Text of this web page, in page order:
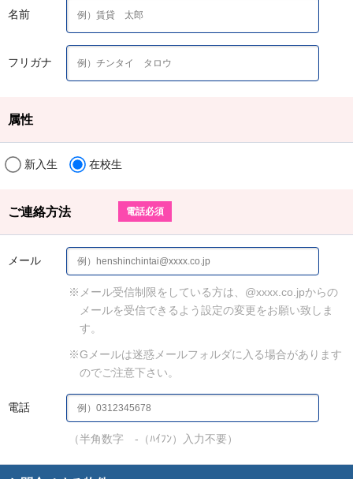
名前
フリガナ
属性
新入生 在校生
ご連絡方法 電話必須
メール
※メール受信制限をしている方は、@xxxx.co.jpからの
メールを受信できるよう設定の変更をお願い致しま
す。
※Gメールは迷惑メールフォルダに入る場合があります
のでご注意下さい。
電話
（半角数字 -（ﾊｲﾌﾝ）入力不要）